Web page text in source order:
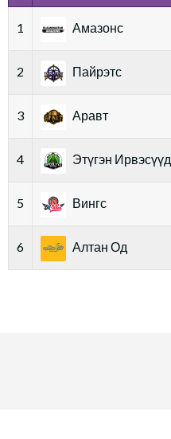
1 Амазонс
2 Пайрэтс
3 Аравт
4 Этүгэн Ирвэсүүд
5 Вингс
6 Алтан Од